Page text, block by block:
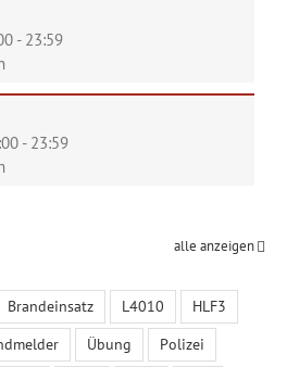
- 23:59
- 23:59
alle anzeigen
Brandeinsatz L4010
HLF3
Übung
Polizei